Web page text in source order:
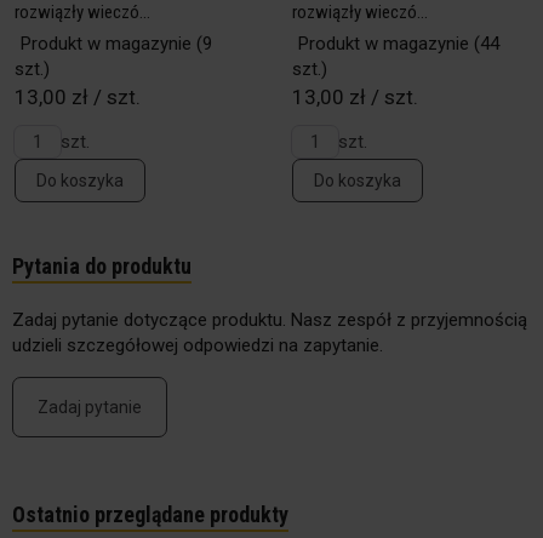
rozwiązły wieczó...
Produkt w magazynie (9
szt.)
13,00 zł / szt.
szt.
Do koszyka
rozwiązły wieczó...
Produkt w magazynie (44
szt.)
13,00 zł / szt.
szt.
Do koszyka
Pytania do produktu
Zadaj pytanie dotyczące produktu. Nasz zespół z przyjemnością
udzieli szczegółowej odpowiedzi na zapytanie.
Zadaj pytanie
Ostatnio przeglądane produkty